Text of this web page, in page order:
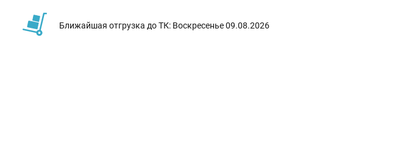
Ближайшая отгрузка до ТК: Воскресенье 09.08.2026